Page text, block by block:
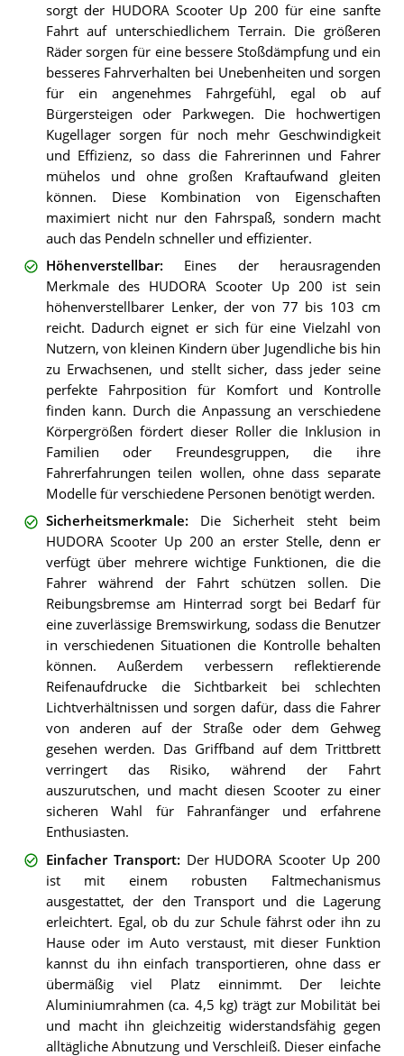
sorgt der HUDORA Scooter Up 200 für eine sanfte
Fahrt auf unterschiedlichem Terrain. Die größeren
Räder sorgen für eine bessere Stoßdämpfung und ein
besseres Fahrverhalten bei Unebenheiten und sorgen
für ein angenehmes Fahrgefühl, egal ob auf
Bürgersteigen oder Parkwegen. Die hochwertigen
Kugellager sorgen für noch mehr Geschwindigkeit
und Effizienz, so dass die Fahrerinnen und Fahrer
mühelos und ohne großen Kraftaufwand gleiten
können. Diese Kombination von Eigenschaften
maximiert nicht nur den Fahrspaß, sondern macht
auch das Pendeln schneller und effizienter.
Höhenverstellbar: Eines der herausragenden
Merkmale des HUDORA Scooter Up 200 ist sein
höhenverstellbarer Lenker, der von 77 bis 103 cm
reicht. Dadurch eignet er sich für eine Vielzahl von
Nutzern, von kleinen Kindern über Jugendliche bis hin
zu Erwachsenen, und stellt sicher, dass jeder seine
perfekte Fahrposition für Komfort und Kontrolle
finden kann. Durch die Anpassung an verschiedene
Körpergrößen fördert dieser Roller die Inklusion in
Familien oder Freundesgruppen, die ihre
Fahrerfahrungen teilen wollen, ohne dass separate
Modelle für verschiedene Personen benötigt werden.
Sicherheitsmerkmale: Die Sicherheit steht beim
HUDORA Scooter Up 200 an erster Stelle, denn er
verfügt über mehrere wichtige Funktionen, die die
Fahrer während der Fahrt schützen sollen. Die
Reibungsbremse am Hinterrad sorgt bei Bedarf für
eine zuverlässige Bremswirkung, sodass die Benutzer
in verschiedenen Situationen die Kontrolle behalten
können. Außerdem verbessern reflektierende
Reifenaufdrucke die Sichtbarkeit bei schlechten
Lichtverhältnissen und sorgen dafür, dass die Fahrer
von anderen auf der Straße oder dem Gehweg
gesehen werden. Das Griffband auf dem Trittbrett
verringert das Risiko, während der Fahrt
auszurutschen, und macht diesen Scooter zu einer
sicheren Wahl für Fahranfänger und erfahrene
Enthusiasten.
Einfacher Transport: Der HUDORA Scooter Up 200
ist mit einem robusten Faltmechanismus
ausgestattet, der den Transport und die Lagerung
erleichtert. Egal, ob du zur Schule fährst oder ihn zu
Hause oder im Auto verstaust, mit dieser Funktion
kannst du ihn einfach transportieren, ohne dass er
übermäßig viel Platz einnimmt. Der leichte
Aluminiumrahmen (ca. 4,5 kg) trägt zur Mobilität bei
und macht ihn gleichzeitig widerstandsfähig gegen
alltägliche Abnutzung und Verschleiß. Dieser einfache